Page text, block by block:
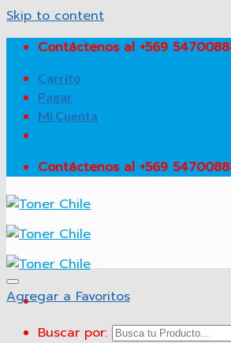
Skip to content
Contáctenos al +569
Carrito
Pagar
Mi Cuenta
Contáctenos al +569
Buscar por:
Agregar a Favoritos